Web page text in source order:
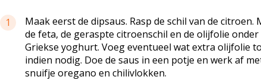
1
Maak eerst de dipsaus. Rasp de schil van de citroen.
de feta, de geraspte citroenschil en de olijfolie onder
Griekse yoghurt. Voeg eventueel wat extra olijfolie
indien nodig. Doe de saus in een potje en werk af
snuifje oregano en chilivlokken.